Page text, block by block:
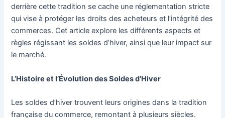
derrière cette tradition se cache une réglementation stricte
qui vise à protéger les droits des acheteurs et l’intégrité des
commerces. Cet article explore les différents aspects et
règles régissant les soldes d’hiver, ainsi que leur impact sur
le marché.
L’Histoire et l’Évolution des Soldes d’Hiver
Les soldes d’hiver trouvent leurs origines dans la tradition
française du commerce, remontant à plusieurs siècles.